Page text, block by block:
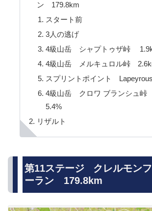
ン 179.8km
スタート前
3人の逃げ
4級山岳 シャプトゥザ峠
4級山岳 メルキュロル峠
スプリントポイント
4級山岳 クロワ ブランシュ峠
5.4%
リザルト
第11ステージ クレルモン
ーラン 179.8km